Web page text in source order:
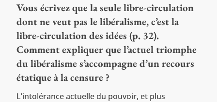
Vous écrivez que la seule libre-circulation
dont ne veut pas le libéralisme, c’est la
libre-circulation des idées (p. 32).
Comment expliquer que l’actuel triomphe
du libéralisme s’accompagne d’un recours
étatique à la censure ?
L’intolérance actuelle du pouvoir, et plus